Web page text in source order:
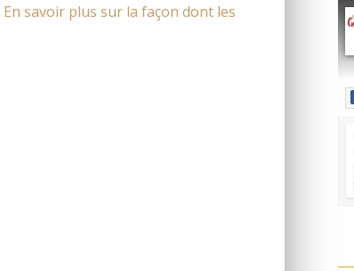
En savoir plus sur la façon dont les